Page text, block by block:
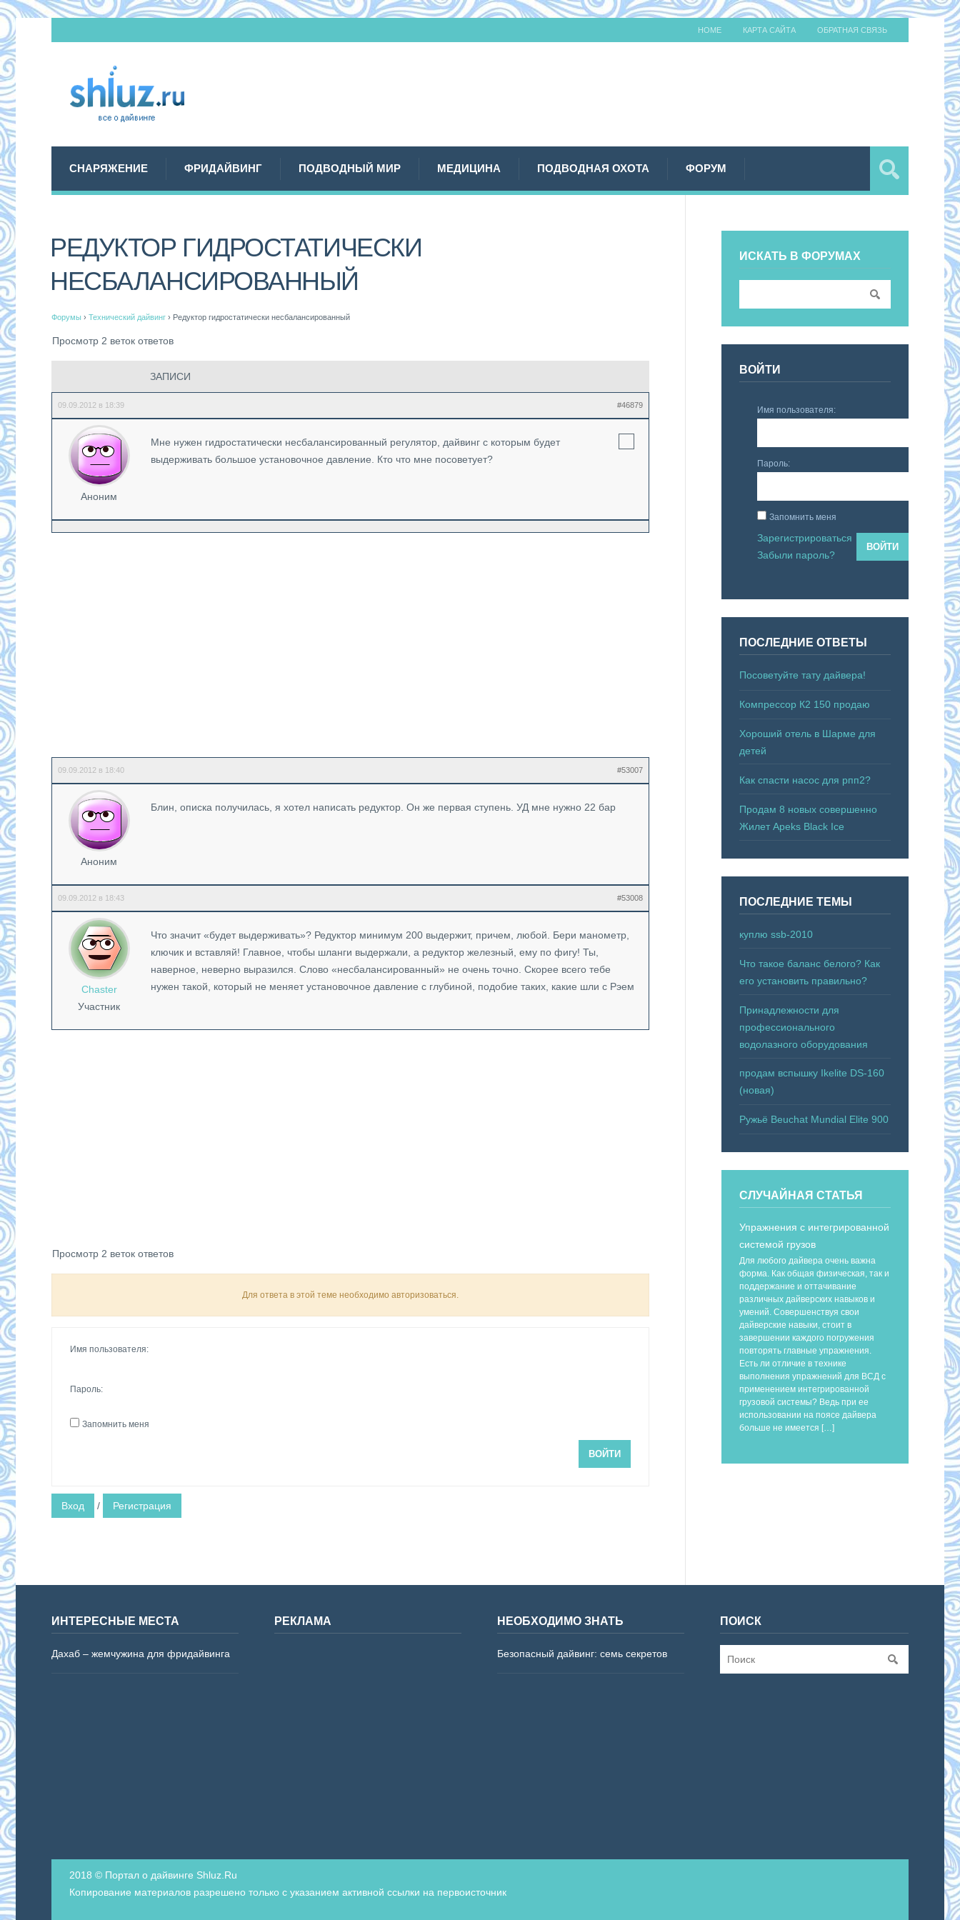
HOME КАРТА САЙТА ОБРАТНАЯ СВЯЗЬ
СНАРЯЖЕНИЕ ФРИДАЙВИНГ ПОДВОДНЫЙ МИР МЕДИЦИНА ПОДВОДНАЯ ОХОТА ФОРУМ
РЕДУКТОР ГИДРОСТАТИЧЕСКИ
НЕСБАЛАНСИРОВАННЫЙ
Форумы › Технический дайвинг › Редуктор гидростатически несбалансированный
Просмотр 2 веток ответов
ЗАПИСИ
09.09.2012 в 18:39 #46879
Аноним
Мне нужен гидростатически несбалансированный регулятор, дайвинг с которым будет
выдерживать большое установочное давление. Кто что мне посоветует?
09.09.2012 в 18:40 #53007
Аноним
Блин, описка получилась, я хотел написать редуктор. Он же первая ступень. УД мне нужно 22 бар
09.09.2012 в 18:43 #53008
Chaster
Участник
Что значит «будет выдерживать»? Редуктор минимум 200 выдержит, причем, любой. Бери манометр,
ключик и вставляй! Главное, чтобы шланги выдержали, а редуктор железный, ему по фигу! Ты,
наверное, неверно выразился. Слово «несбалансированный» не очень точно. Скорее всего тебе
нужен такой, который не меняет установочное давление с глубиной, подобие таких, какие шли с Рэем
Просмотр 2 веток ответов
Для ответа в этой теме необходимо авторизоваться.
Имя пользователя:
Пароль:
Запомнить меня
ВОЙТИ
Вход / Регистрация
ИСКАТЬ В ФОРУМАХ
ВОЙТИ
Имя пользователя:
Пароль:
Запомнить меня
ВОЙТИ
Зарегистрироваться
Забыли пароль?
ПОСЛЕДНИЕ ОТВЕТЫ
Посоветуйте тату дайвера!
Компрессор К2 150 продаю
Хороший отель в Шарме для
детей
Как спасти насос для рпп2?
Продам 8 новых совершенно
Жилет Apeks Black Ice
ПОСЛЕДНИЕ ТЕМЫ
куплю ssb-2010
Что такое баланс белого? Как
его установить правильно?
Принадлежности для
профессионального
водолазного оборудования
продам вспышку Ikelite DS-160
(новая)
Ружьё Beuchat Mundial Elite 900
СЛУЧАЙНАЯ СТАТЬЯ
Упражнения с интегрированной
системой грузов
Для любого дайвера очень важна
форма. Как общая физическая, так и
поддержание и оттачивание
различных дайверских навыков и
умений. Совершенствуя свои
дайверские навыки, стоит в
завершении каждого погружения
повторять главные упражнения.
Есть ли отличие в технике
выполнения упражнений для ВСД с
применением интегрированной
грузовой системы? Ведь при ее
использовании на поясе дайвера
больше не имеется […]
ИНТЕРЕСНЫЕ МЕСТА
Дахаб – жемчужина для фридайвинга
РЕКЛАМА НЕОБХОДИМО ЗНАТЬ
Безопасный дайвинг: семь секретов
ПОИСК
2018 © Портал о дайвинге Shluz.Ru
Копирование материалов разрешено только с указанием активной ссылки на первоисточник